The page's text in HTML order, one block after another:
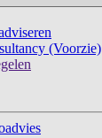
(Voorzie)